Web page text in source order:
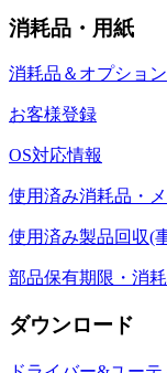
消耗品・用紙
消耗品＆オプション
お客様登録
OS対応情報
使用済み消耗品・
使用済み製品回収(
部品保有期限・消
ダウンロード